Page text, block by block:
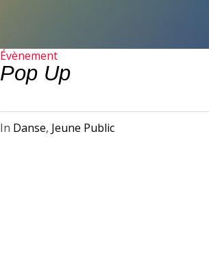
Évènement
Pop Up
In Danse, Jeune Public